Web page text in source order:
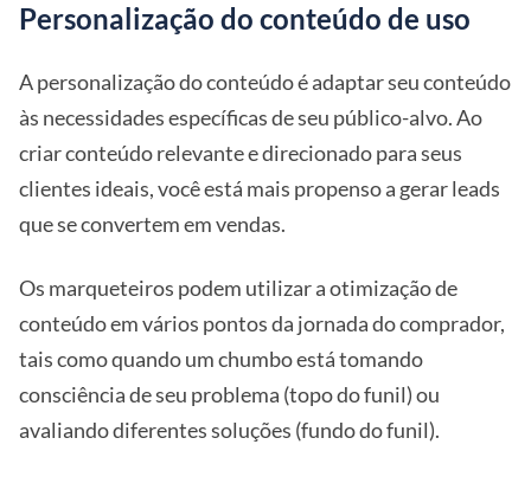
Personalização do conteúdo de uso
A personalização do conteúdo é adaptar seu conteúdo
às necessidades específicas de seu público-alvo. Ao
criar conteúdo relevante e direcionado para seus
clientes ideais, você está mais propenso a gerar leads
que se convertem em vendas.
Os marqueteiros podem utilizar a otimização de
conteúdo em vários pontos da jornada do comprador,
tais como quando um chumbo está tomando
consciência de seu problema (topo do funil) ou
avaliando diferentes soluções (fundo do funil).